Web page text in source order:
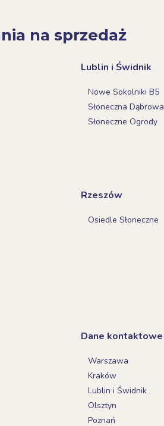
na sprzedaż
Lublin i Świdnik
Nowe Sokolniki B5
Słoneczna Dąbrowa
Słoneczne Ogrody
Rzeszów
Osiedle Słoneczne
Dane kontaktowe
Warszawa
Kraków
Lublin i Świdnik
Olsztyn
Poznań